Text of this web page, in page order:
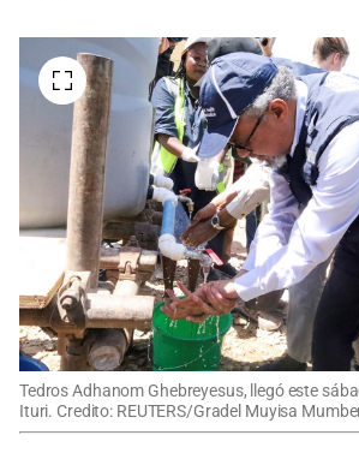
Tedros Adhanom Ghebreyesus, llegó este
Ituri. Credito: REUTERS/Gradel Muyisa